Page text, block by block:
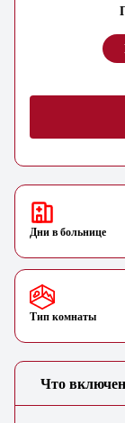
Дни в больнице
Тип комнаты
Что